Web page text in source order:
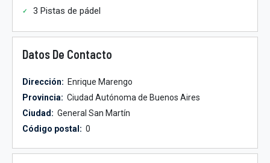
3 Pistas de pádel
Datos De Contacto
Dirección: Enrique Marengo
Provincia: Ciudad Autónoma de Buenos Aires
Ciudad: General San Martín
Código postal: 0